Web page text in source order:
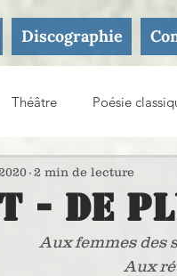
Discographie
Théâtre Poésie
De
2 min de lecture
Aux femmes des
Aux